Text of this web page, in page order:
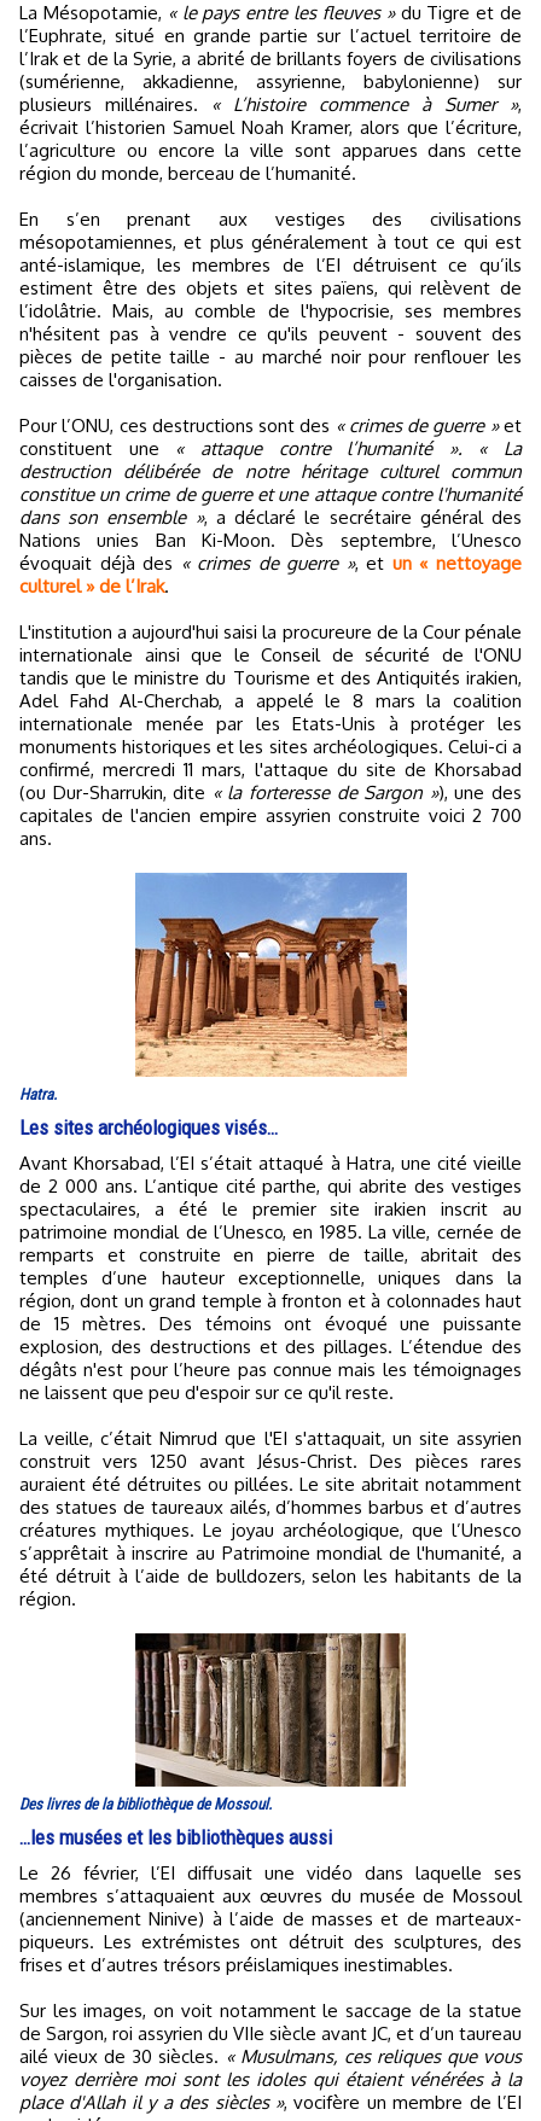
La Mésopotamie, « le pays entre les fleuves »du Tigre et de
l’Euphrate, situé en grande partie sur l’actuel territoire de
l’Irak et de la Syrie, a abrité de brillants foyers de civilisations
(sumérienne, akkadienne, assyrienne, babylonienne) sur
plusieurs millénaires.
« L’histoire commence à Sumer »,
écrivait l’historien Samuel Noah Kramer, alors que l’écriture,
l’agriculture ou encore la ville sont apparues dans cette
région du monde, berceau de l’humanité.
En s’en prenant aux vestiges des civilisations
mésopotamiennes, et plus généralement à tout ce qui est
anté-islamique, les membres de l’EI détruisent ce qu’ils
estiment être des objets et sites païens, qui relèvent de
l’idolâtrie. Mais, au comble de l'hypocrisie, ses membres
n'hésitent pas à vendre ce qu'ils peuvent - souvent des
pièces de petite taille - au marché noir pour renflouer les
caisses de l'organisation.
Pour l’ONU, ces destructions sont des « crimes de guerre »et
constituent une « attaque contre l’humanité ». « La
destruction délibérée de notre héritage culturel commun
constitue un crime de guerre et une attaque contre l'humanité
dans son ensemble », a déclaré le secrétaire général des
Nations unies Ban Ki-Moon. Dès septembre, l’Unesco
évoquait déjà des « crimes de guerre », et un « nettoyage
culturel » de l’Irak.
L'institution a aujourd'hui saisi la procureure de la Cour pénale
internationale ainsi que le Conseil de sécurité de l'ONU
tandis que le ministre du Tourisme et des Antiquités irakien,
Adel Fahd Al-Cherchab, a appelé le 8 mars la coalition
internationale menée par les Etats-Unis à protéger les
monuments historiques et les sites archéologiques. Celui-ci a
confirmé, mercredi 11 mars, l'attaque du site de Khorsabad
(ou Dur-Sharrukin, dite « la forteresse de Sargon »), une des
capitales de l'ancien empire assyrien construite voici 2 700
ans.
Hatra.
Les sites archéologiques visés…
Avant Khorsabad, l’EI s’était attaqué à Hatra, une cité vieille
de 2 000 ans. L’antique cité parthe, qui abrite des vestiges
spectaculaires, a été le premier site irakien inscrit au
patrimoine mondial de l’Unesco, en 1985. La ville, cernée de
remparts et construite en pierre de taille, abritait des
temples d’une hauteur exceptionnelle, uniques dans la
région, dont un grand temple à fronton et à colonnades haut
de 15 mètres. Des témoins ont évoqué une puissante
explosion, des destructions et des pillages. L’étendue des
dégâts n'est pour l’heure pas connue mais les témoignages
ne laissent que peu d'espoir sur ce qu'il reste.
La veille, c’était Nimrud que l'EI s'attaquait, un site assyrien
construit vers 1250 avant Jésus-Christ. Des pièces rares
auraient été détruites ou pillées. Le site abritait notamment
des statues de taureaux ailés, d’hommes barbus et d’autres
créatures mythiques. Le joyau archéologique, que l’Unesco
s’apprêtait à inscrire au Patrimoine mondial de l'humanité, a
été détruit à l’aide de bulldozers, selon les habitants de la
région.
Des livres de la bibliothèque de Mossoul.
…les musées et les bibliothèques aussi
Le 26 février, l’EI diffusait une vidéo dans laquelle ses
membres s’attaquaient aux œuvres du musée de Mossoul
(anciennement Ninive) à l’aide de masses et de marteaux-
piqueurs. Les extrémistes ont détruit des sculptures, des
frises et d’autres trésors préislamiques inestimables.
Sur les images, on voit notamment le saccage de la statue
de Sargon, roi assyrien du VIIe siècle avant JC, et d’un taureau
ailé vieux de 30 siècles. « Musulmans, ces reliques que vous
voyez derrière moi sont les idoles qui étaient vénérées à la
place d'Allah il y a des siècles », vocifère un membre de l’EI